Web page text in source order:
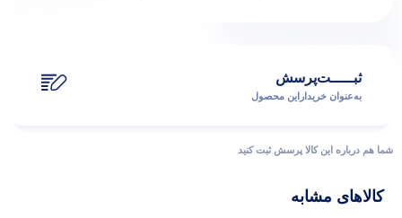
ثبـــــت‌پرسش
به‌عنوان ‌خریدار‌این‌ محصول
شما هم درباره این کالا پرسش ثبت کنید
کالاهای مشابه